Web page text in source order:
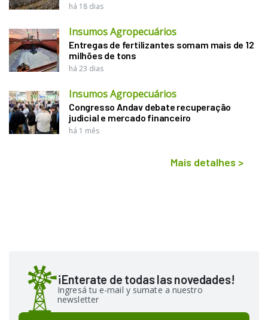
há 18 dias
Insumos Agropecuários
Entregas de fertilizantes somam mais de 12
milhões de tons
há 23 dias
Insumos Agropecuários
Congresso Andav debate recuperação
judicial e mercado financeiro
há 1 mês
Mais detalhes >
¡Enterate de todas las novedades!
Ingresá tu e-mail y sumate a nuestro
newsletter